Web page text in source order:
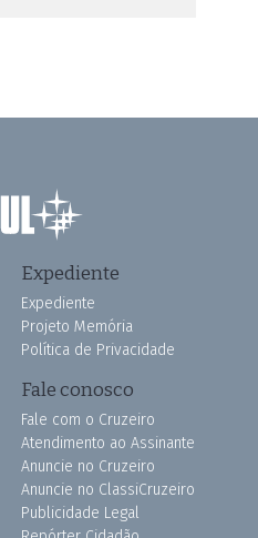
Expediente
Expediente
Projeto Memória
Política de Privacidade
Fale conosco
Fale com o Cruzeiro
Atendimento ao Assinante
Anuncie no Cruzeiro
Anuncie no ClassiCruzeiro
Publicidade Legal